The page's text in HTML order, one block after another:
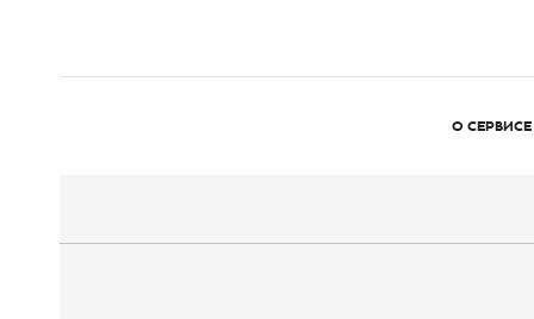
О СЕРВИСЕ